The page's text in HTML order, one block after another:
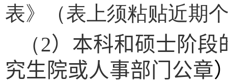
表》（表上须粘贴近期
（2） 本科和硕士阶段
究生院或人事部门公章